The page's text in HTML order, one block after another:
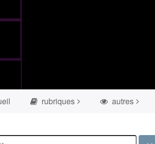
rubriques autres